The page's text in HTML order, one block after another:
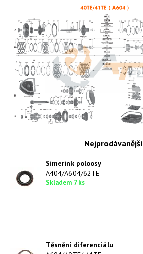
Nejprodávanější
Simerink poloosy
A404/A604/62TE
Skladem 7 ks
Těsnění diferenciálu